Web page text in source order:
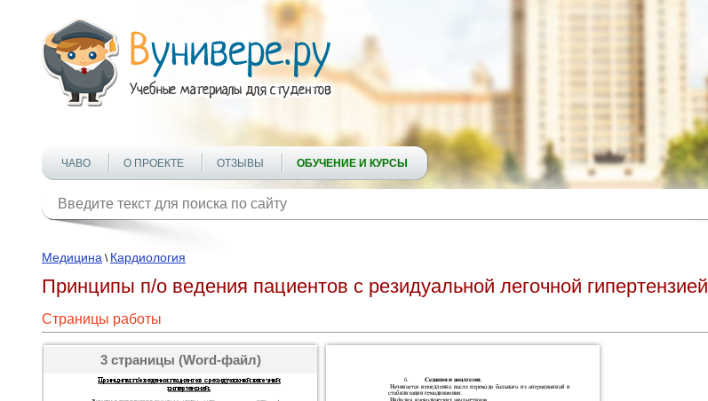
ЧАВО О ПРОЕКТЕ ОТЗЫВЫ ОБУЧЕНИЕ И КУРСЫ
Медицина \ Кардиология
Принципы п/о ведения пациентов с резидуальной легочной гипертензией
Страницы работы
3 страницы (Word-файл)